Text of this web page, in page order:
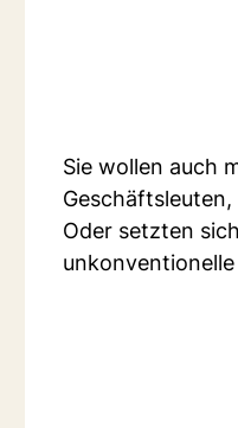
Sie wollen auch
Oder setzten